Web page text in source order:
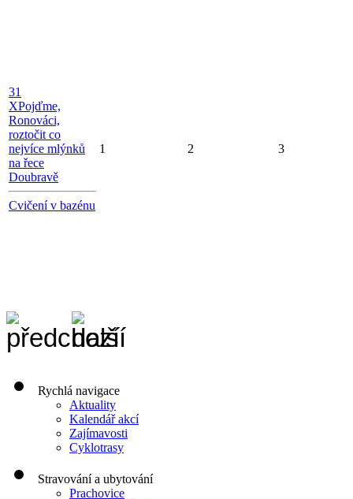
31
XPojďme,
Ronováci,
roztočit co
nejvíce mlýnků
na řece
Doubravě
Cvičení v bazénu
1 2 3
Rychlá navigace
Aktuality
Kalendář akcí
Zajímavosti
Cyklotrasy
Stravování a ubytování
Prachovice